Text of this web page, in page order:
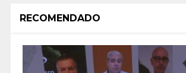
RECOMENDADO